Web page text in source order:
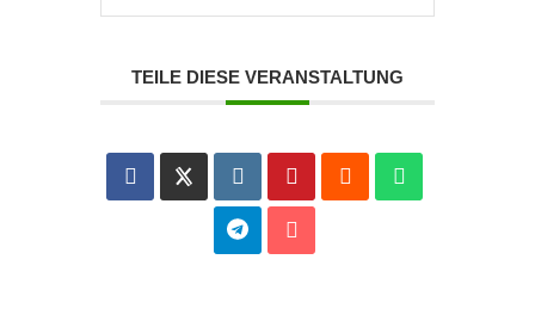
TEILE DIESE VERANSTALTUNG